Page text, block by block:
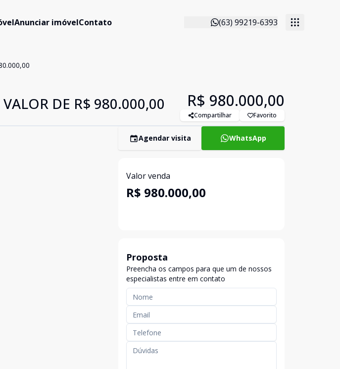
Anunciar imóvelContato (63) 99219-6393
DE R$ 980.000,00 R$ 980.000,00
Compartilhar Favorito
Agendar visita WhatsApp
Valor venda
R$ 980.000,00
Proposta
Preencha os campos para que um de nossos
especialistas entre em contato